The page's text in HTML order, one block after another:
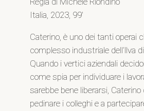
Italia, 2023, 99′
Caterino, è uno dei tanti operai
complesso industriale dell’llva
Quando i vertici aziendali
come spia per individuare i
sarebbe bene liberarsi,
pedinare i colleghi e a